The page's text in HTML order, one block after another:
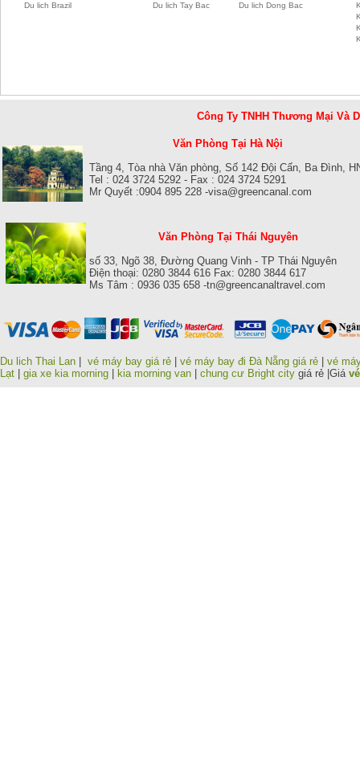
Du lich Brazil
Du lich Tay Bac
Du lich Dong Bac
Công Ty TNHH Thương Mại Và
Văn Phòng Tại Hà Nội
Tầng 4, Tòa nhà Văn phòng, Số 142 Đội Cấn, Ba Đình,
Tel : 024 3724 5292 - Fax : 024 3724 5291
Mr Quyết :0904 895 228 -visa@greencanal.com
Văn Phòng Tại Thái Nguyên
số 33, Ngõ 38, Đường Quang Vinh - TP Thái Nguyên
Điện thoại: 0280 3844 616 Fax: 0280 3844 617
Ms Tâm : 0936 035 658 -tn@greencanaltravel.com
Du lich Thai Lan vé máy bay giá rẻ vé máy bay đi Đà Nẵng giá rẻ
vé
Lạt
gia xe kia morning kia morning van chung cư Bright city giá rẻ |Giá